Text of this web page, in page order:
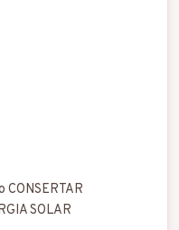
CONSERTAR
SOLAR